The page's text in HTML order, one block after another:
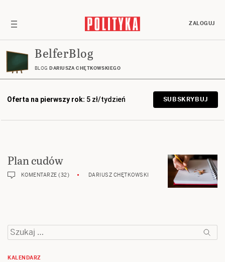
ZALOGUJ
BelferBlog
BLOG DARIUSZA CHĘTKOWSKIEGO
Oferta na pierwszy rok: 5 zł/tydzień SUBSKRYBUJ
Plan cudów
KOMENTARZE (32) DARIUSZ CHĘTKOWSKI
Szukaj:
KALENDARZ